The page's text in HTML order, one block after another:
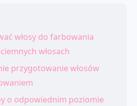
włosy do farbowania
włosach
przygotowanie włosów
o odpowiednim poziomie